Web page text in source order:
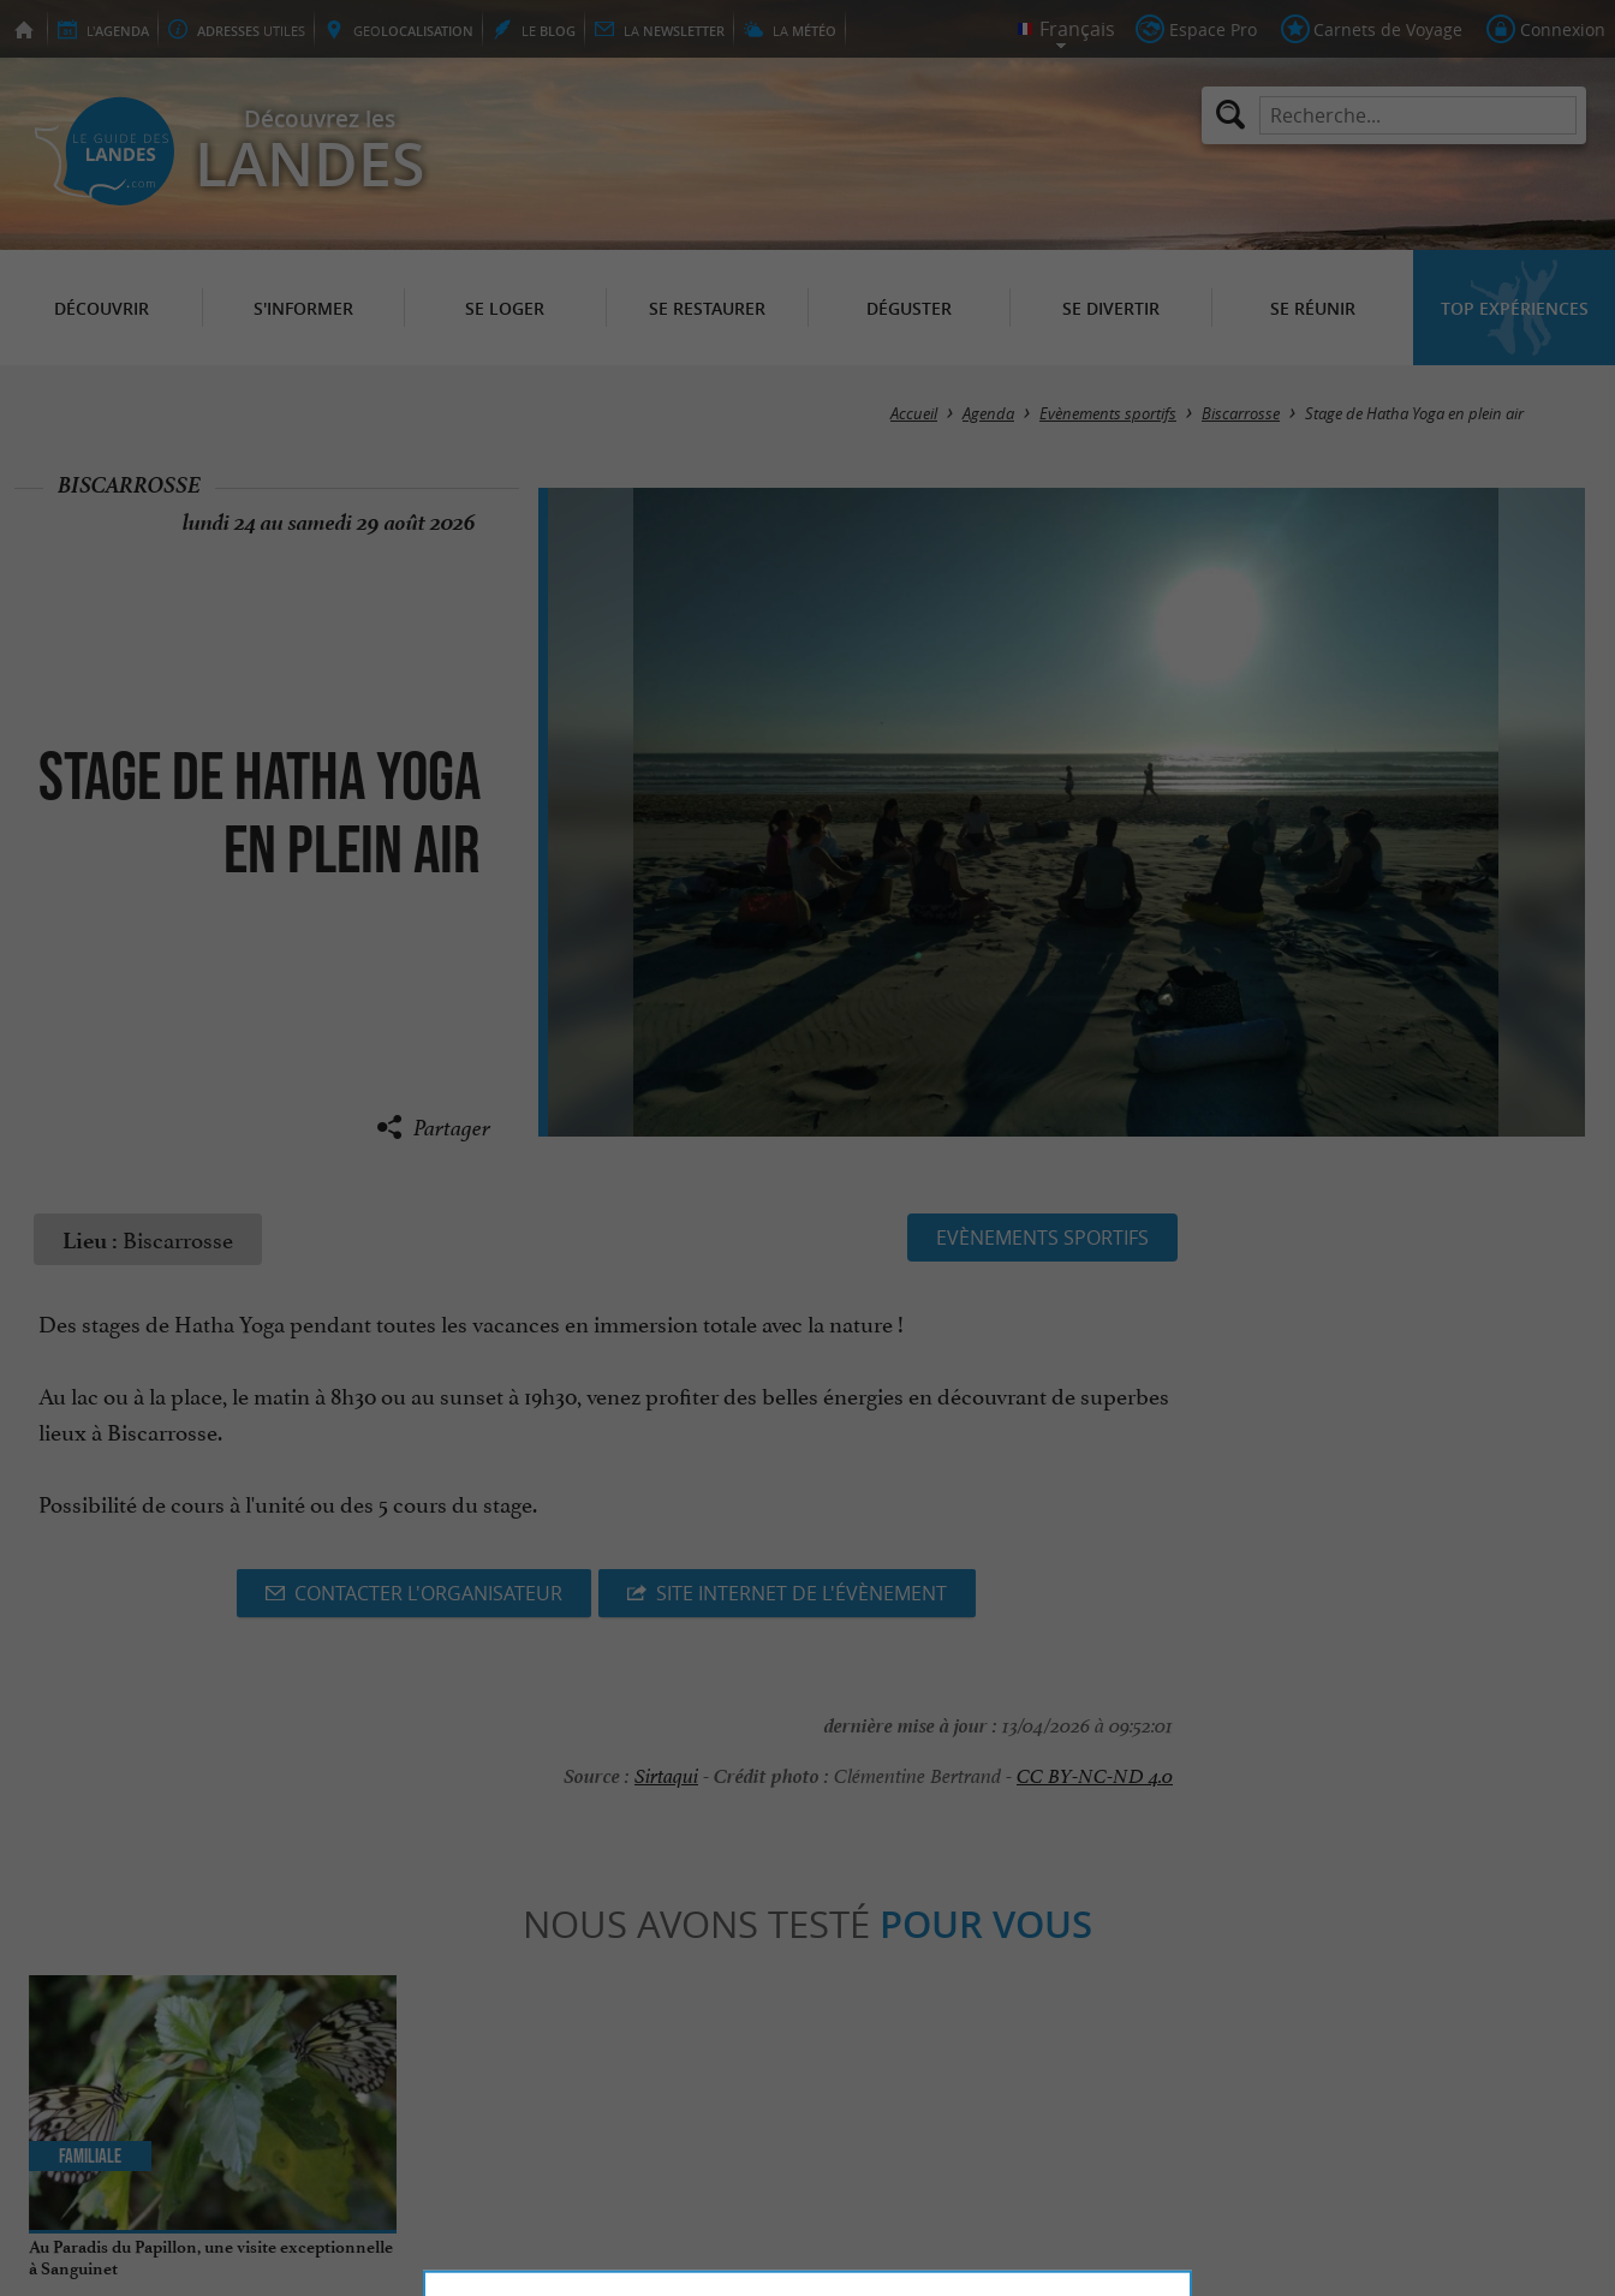
L'AGENDA ADRESSES UTILES GEOLOCALISATION LE BLOG LA NEWSLETTER LA MÉTÉO Espace Pro Carnets de Voyage Connexion
Découvrez les
LANDES
DÉCOUVRIR S'INFORMER SE LOGER SE RESTAURER DÉGUSTER SE DIVERTIR SE RÉUNIR TOP EXPÉRIENCES
Accueil Agenda Evènements sportifs Biscarrosse Stage de Hatha Yoga en plein air
Stage de Hatha Yoga
en plein air
BISCARROSSE
lundi 24 au samedi 29 août 2026
Partager
Lieu : Biscarrosse EVÈNEMENTS SPORTIFS
Des stages de Hatha Yoga pendant toutes les vacances en immersion totale avec la nature !
Au lac ou à la place, le matin à 8h30 ou au sunset à 19h30, venez profiter des belles énergies en découvrant de superbes
lieux à Biscarrosse.
Possibilité de cours à l'unité ou des 5 cours du stage.
CONTACTER L'ORGANISATEUR SITE INTERNET DE L'ÉVÈNEMENT
dernière mise à jour : 13/04/2026 à 09:52:01
Source : Sirtaqui-Crédit photo : Clémentine Bertrand -CC BY-NC-ND 4.0
NOUS AVONS TESTÉ POUR VOUS
Au Paradis du Papillon, une visite exceptionnelle
à Sanguinet
Familiale
Biscarrosse